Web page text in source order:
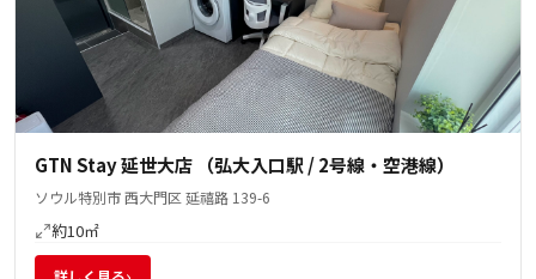
GTN Stay 延世大店 （弘大入口駅 / 2号線・空港線）
ソウル特別市 西大門区 延禧路 139-6
約10㎡